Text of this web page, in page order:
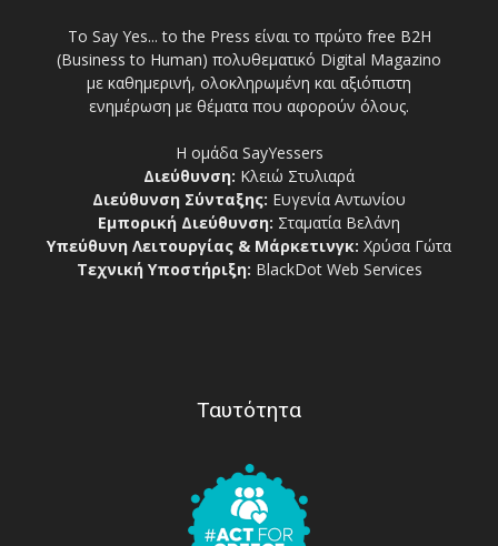
Το Say Yes... to the Press είναι το πρώτο free Β2Η
(Business to Human) πολυθεματικό Digital Magazino
με καθημερινή, ολοκληρωμένη και αξιόπιστη
ενημέρωση με θέματα που αφορούν όλους.
Η ομάδα SayYessers
Διεύθυνση: Κλειώ Στυλιαρά
Διεύθυνση Σύνταξης: Ευγενία Αντωνίου
Εμπορική Διεύθυνση: Σταματία Βελάνη
Υπεύθυνη Λειτουργίας & Μάρκετινγκ: Χρύσα Γώτα
Τεχνική Υποστήριξη: BlackDot Web Services
Ταυτότητα